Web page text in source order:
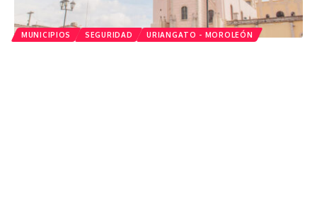
MUNICIPIOS SEGURIDAD URIANGATO - MOROLEÓN